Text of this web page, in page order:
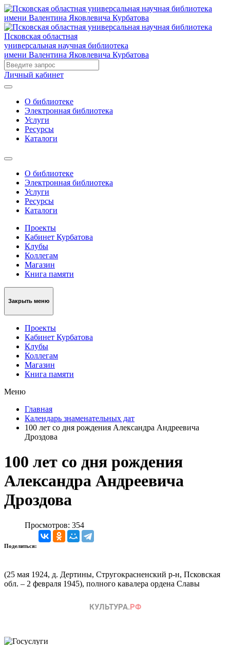
Псковская областная
универсальная научная библиотека
имени Валентина Яковлевича Курбатова
Личный кабинет
О библиотеке
Электронная библиотека
Услуги
Ресурсы
Каталоги
О библиотеке
Электронная библиотека
Услуги
Ресурсы
Каталоги
Проекты
Кабинет Курбатова
Клубы
Коллегам
Магазин
Книга памяти
Закрыть меню
Проекты
Кабинет Курбатова
Клубы
Коллегам
Магазин
Книга памяти
Меню
Главная
Календарь знаменательных дат
100 лет со дня рождения Александра Андреевича
Дроздова
100 лет со дня рождения
Александра Андреевича
Дроздова
Просмотров: 354
Поделиться:
(25 мая 1924, д. Дертины, Стругокрасненский р-н, Псковская
обл. – 2 февраля 1945), полного кавалера ордена Славы